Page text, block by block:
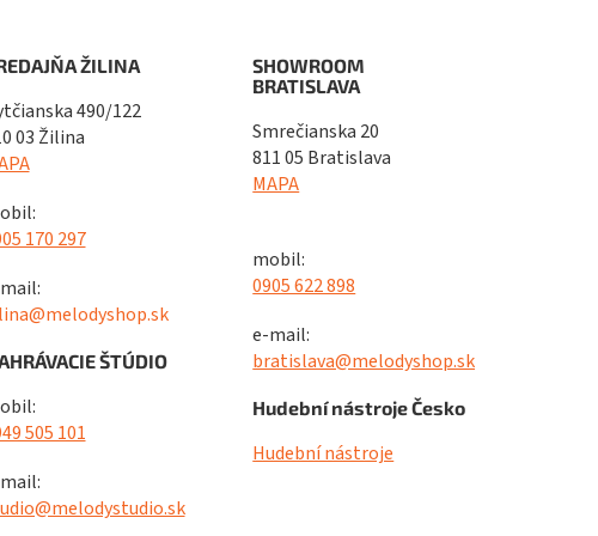
ŽILINA
490/122
03 Žilina
170 297
ŠTÚDIO
505 101
SHOWROOM
BRATISLAVA
Smrečianska 20
811 05 Bratislava
MAPA
mobil:
0905 622 898
e-mail:
bratislava@melodyshop.sk
Hudební nástroje Česko
Hudební nástroje